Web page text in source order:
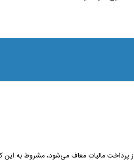
پرداخت مالیات معاف می‌شود، مشروط به این